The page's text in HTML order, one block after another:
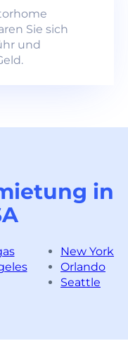
Sie sich
und
in
New York
Orlando
Seattle